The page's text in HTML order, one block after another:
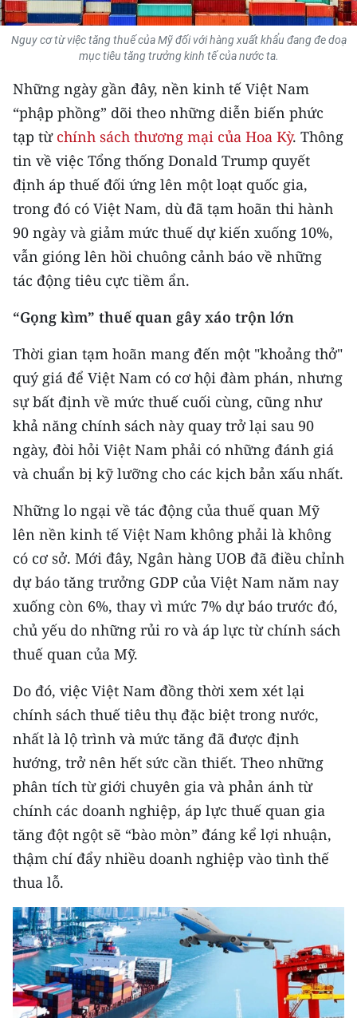
KIỂM CHỨNG THÔNG TIN
TRI THỨC CHUYÊN SÂU
54 DÂN TỘC VIỆT NAM
CHƯƠNG TRÌNH OCOP - MỖI XÃ
MỘT SẢN PHẨM
RADIO
MEDIA CENTER
E-Magazine
Media Kinh tế
Media Văn hóa
Media Xã hội
Media Pháp luật
Media Du lịch
Media Thế giới
Media Thể thao
Media Giáo dục
Media Y tế
Media Khoa học - Công nghệ
Media Môi trường
Ảnh
Infographic
TIN MỚI
TIN ĐỊA PHƯƠNG
Trung du và miền núi phía Bắc
Đồng bằng sông Hồng
Bắc Trung Bộ
Nguy cơ từ việc tăng thuế của Mỹ đối với hàng xuất khẩu đang đe doạ
mục tiêu tăng trưởng kinh tế của nước ta.
Những ngày gần đây, nền kinh tế Việt Nam
“phập phồng” dõi theo những diễn biến phức
tạp từ chính sách thương mại của Hoa Kỳ. Thông
tin về việc Tổng thống Donald Trump quyết
định áp thuế đối ứng lên một loạt quốc gia,
trong đó có Việt Nam, dù đã tạm hoãn thi hành
90 ngày và giảm mức thuế dự kiến xuống 10%,
vẫn gióng lên hồi chuông cảnh báo về những
tác động tiêu cực tiềm ẩn.
“Gọng kìm” thuế quan gây xáo trộn lớn
Thời gian tạm hoãn mang đến một "khoảng thở"
quý giá để Việt Nam có cơ hội đàm phán, nhưng
sự bất định về mức thuế cuối cùng, cũng như
khả năng chính sách này quay trở lại sau 90
ngày, đòi hỏi Việt Nam phải có những đánh giá
và chuẩn bị kỹ lưỡng cho các kịch bản xấu nhất.
Những lo ngại về tác động của thuế quan Mỹ
lên nền kinh tế Việt Nam không phải là không
có cơ sở. Mới đây, Ngân hàng UOB đã điều chỉnh
dự báo tăng trưởng GDP của Việt Nam năm nay
xuống còn 6%, thay vì mức 7% dự báo trước đó,
chủ yếu do những rủi ro và áp lực từ chính sách
thuế quan của Mỹ.
Do đó, việc Việt Nam đồng thời xem xét lại
chính sách thuế tiêu thụ đặc biệt trong nước,
nhất là lộ trình và mức tăng đã được định
hướng, trở nên hết sức cần thiết. Theo những
phân tích từ giới chuyên gia và phản ánh từ
chính các doanh nghiệp, áp lực thuế quan gia
tăng đột ngột sẽ “bào mòn” đáng kể lợi nhuận,
thậm chí đẩy nhiều doanh nghiệp vào tình thế
thua lỗ.